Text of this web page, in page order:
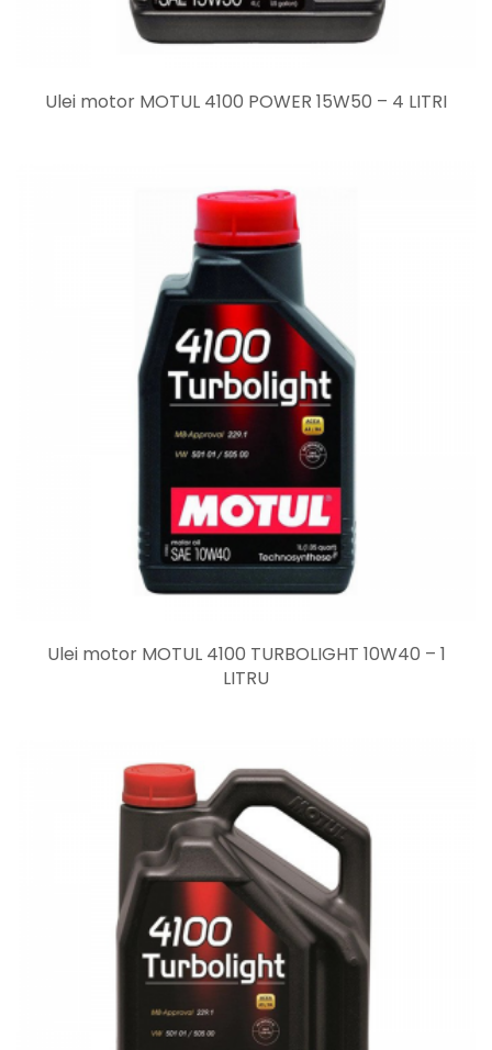
Ulei motor MOTUL 4100 POWER 15W50 – 4 LITRI
Ulei motor MOTUL 4100 TURBOLIGHT 10W40 – 1
LITRU